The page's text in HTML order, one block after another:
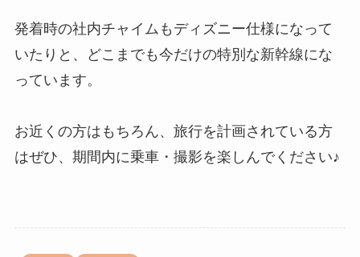
発着時の社内チャイムもディズニー仕様になって
いたりと、どこまでも今だけの特別な新幹線にな
っています。
お近くの方はもちろん、旅行を計画されている方
はぜひ、期間内に乗車・撮影を楽しんでください♪